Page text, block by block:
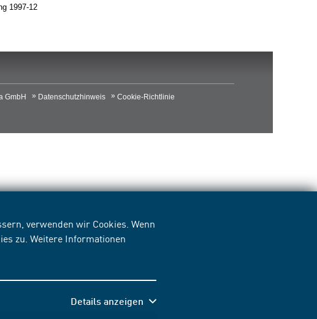
verwenden wir Cookies. Wenn
zu. Weitere Informationen
Details anzeigen
1997-12
GmbH Datenschutzhinweis
Cookie-Richtlinie